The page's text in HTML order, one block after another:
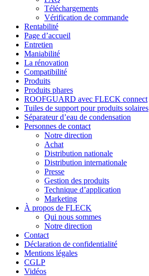
Téléchargements
Vérification de commande
Rentabilité
Page d’accueil
Entretien
Maniabilité
La rénovation
Compatibilité
Produits
Produits phares
ROOFGUARD avec FLECK connect
Tuiles de support pour produits solaires
Séparateur d’eau de condensation
Personnes de contact
Notre direction
Achat
Distribution nationale
Distribution internationale
Presse
Gestion des produits
Technique d’application
Marketing
À propos de FLECK
Qui nous sommes
Notre direction
Contact
Déclaration de confidentialité
Mentions légales
CGLP
Vidéos